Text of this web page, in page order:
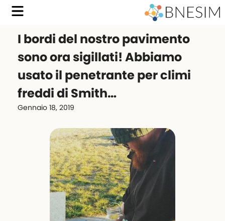
I bordi del nostro pavimento
sono ora sigillati! Abbiamo
usato il penetrante per climi
freddi di Smith…
Gennaio 18, 2019